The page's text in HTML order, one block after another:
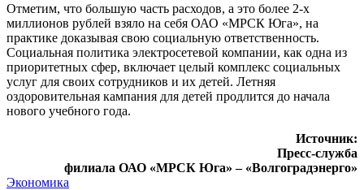
Отметим, что большую часть расходов, а это более 2-х
миллионов рублей взяло на себя ОАО «МРСК Юга», на
практике доказывая свою социальную ответственность.
Социальная политика электросетевой компании, как одна из
приоритетных сфер, включает целый комплекс социальных
услуг для своих сотрудников и их детей. Летняя
оздоровительная кампания для детей продлится до начала
нового учебного года.
Источник:
Пресс-служба
филиала ОАО «МРСК Юга» – «Волгоградэнерго»
Экономика